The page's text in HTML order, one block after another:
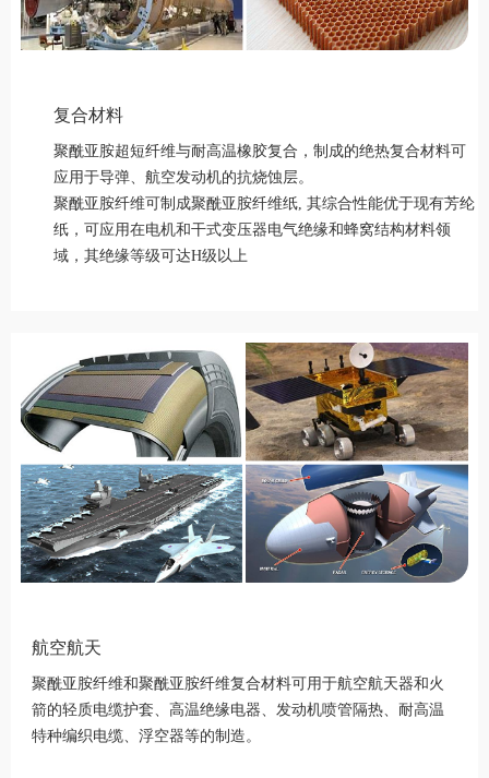
复合材料
聚酰亚胺超短纤维与耐高温橡胶复合，制成的绝热复合材料可
应用于导弹、航空发动机的抗烧蚀层。
聚酰亚胺纤维可制成聚酰亚胺纤维纸, 其综合性能优于现有芳纶
纸，可应用在电机和干式变压器电气绝缘和蜂窝结构材料领
域，其绝缘等级可达H级以上
航空航天
聚酰亚胺纤维和聚酰亚胺纤维复合材料可用于航空航天器和火
箭的轻质电缆护套、高温绝缘电器、发动机喷管隔热、耐高温
特种编织电缆、浮空器等的制造。